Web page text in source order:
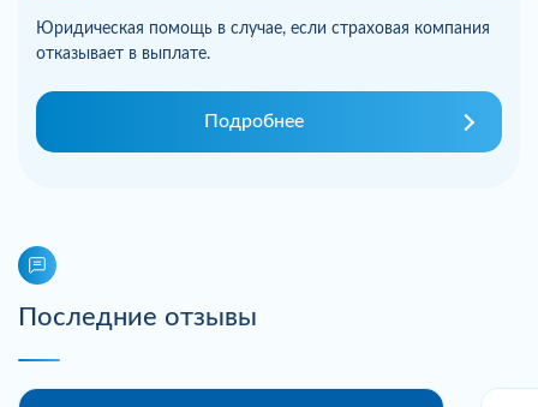
Юридическая помощь в случае, если страховая компания
отказывает в выплате.
Подробнее
Последние отзывы